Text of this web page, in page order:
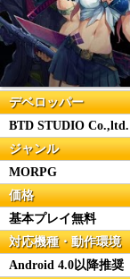
デベロッパー
BTD STUDIO Co.,ltd.
ジャンル
MORPG
価格
基本プレイ無料
対応機種・動作環境
Android 4.0以降推奨